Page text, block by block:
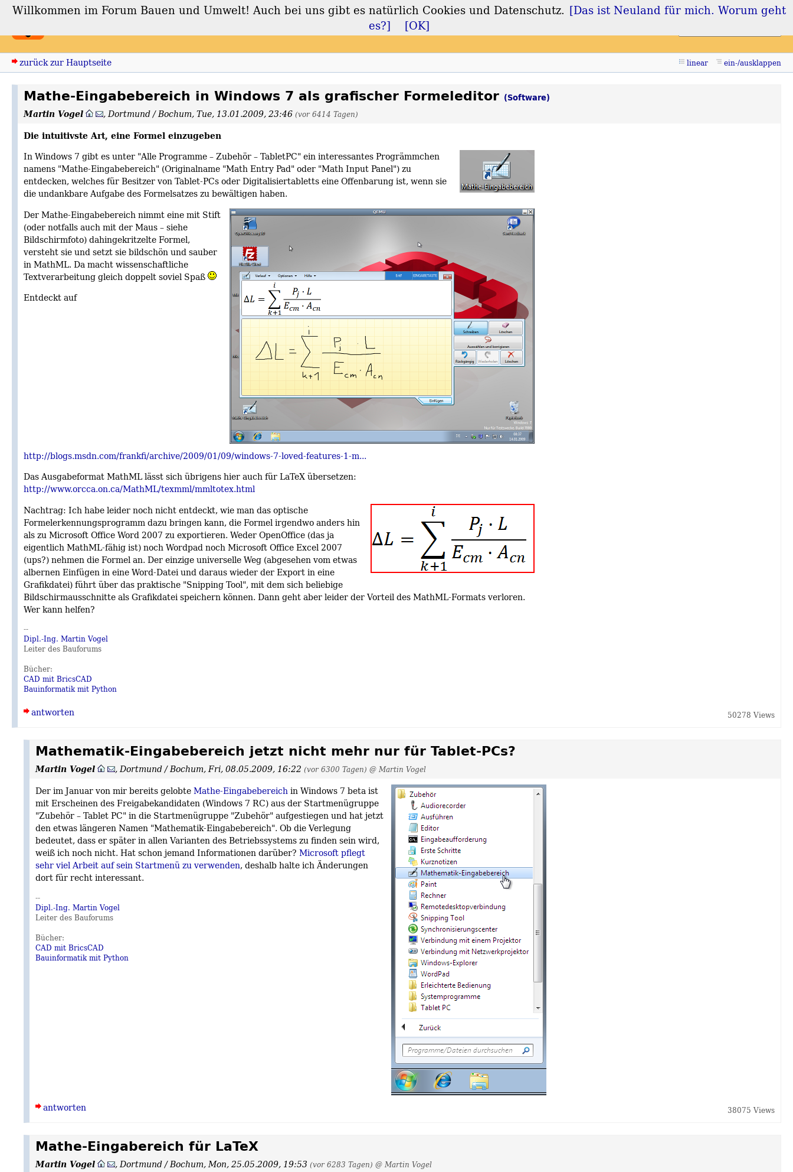
Forum Bauen und Umwelt Login Registrieren
zurück zur Hauptseite linear ein-/ausklappen
Mathe-Eingabebereich in Windows 7 als grafischer Formeleditor (Software)
Martin Vogel ,Dortmund / Bochum,Tue, 13.01.2009, 23:46 (vor 6414 Tagen)
Die intuitivste Art, eine Formel einzugeben
In Windows 7 gibt es unter "Alle Programme – Zubehör – TabletPC" ein interessantes Progrämmchen
namens "Mathe-Eingabebereich" (Originalname "Math Entry Pad" oder "Math Input Panel") zu
entdecken, welches für Besitzer von Tablet-PCs oder Digitalisiertabletts eine Offenbarung ist, wenn sie
die undankbare Aufgabe des Formelsatzes zu bewältigen haben.
Der Mathe-Eingabebereich nimmt eine mit Stift
(oder notfalls auch mit der Maus – siehe
Bildschirmfoto) dahingekritzelte Formel,
versteht sie und setzt sie bildschön und sauber
in MathML. Da macht wissenschaftliche
Textverarbeitung gleich doppelt soviel Spaß
Entdeckt auf
http://blogs.msdn.com/frankfi/archive/2009/01/09/windows-7-loved-features-1-m...
Das Ausgabeformat MathML lässt sich übrigens hier auch für LaTeX übersetzen:
http://www.orcca.on.ca/MathML/texmml/mmltotex.html
Nachtrag: Ich habe leider noch nicht entdeckt, wie man das optische
Formelerkennungsprogramm dazu bringen kann, die Formel irgendwo anders hin
als zu Microsoft Office Word 2007 zu exportieren. Weder OpenOffice (das ja
eigentlich MathML-fähig ist) noch Wordpad noch Microsoft Office Excel 2007
(ups?) nehmen die Formel an. Der einzige universelle Weg (abgesehen vom etwas
albernen Einfügen in eine Word-Datei und daraus wieder der Export in eine
Grafikdatei) führt über das praktische "Snipping Tool", mit dem sich beliebige
Bildschirmausschnitte als Grafikdatei speichern können. Dann geht aber leider der Vorteil des MathML-Formats verloren.
Wer kann helfen?
--
Dipl.-Ing. Martin Vogel
Leiter des Bauforums
Bücher:
CAD mit BricsCAD
Bauinformatik mit Python
antworten 50278 Views
Mathematik-Eingabebereich jetzt nicht mehr nur für Tablet-PCs?
Martin Vogel ,Dortmund / Bochum,Fri, 08.05.2009, 16:22 (vor 6300 Tagen) @ Martin Vogel
Der im Januar von mir bereits gelobteMathe-Eingabebereichin Windows 7 beta ist
mit Erscheinen des Freigabekandidaten (Windows 7 RC) aus der Startmenügruppe
"Zubehör – Tablet PC" in die Startmenügruppe "Zubehör" aufgestiegen und hat jetzt
den etwas längeren Namen "Mathematik-Eingabebereich". Ob die Verlegung
bedeutet, dass er später in allen Varianten des Betriebssystems zu finden sein wird,
weiß ich noch nicht. Hat schon jemand Informationen darüber? Microsoft pflegt
sehr viel Arbeit auf sein Startmenü zu verwenden, deshalb halte ich Änderungen
dort für recht interessant.
--
Dipl.-Ing. Martin Vogel
Leiter des Bauforums
Bücher:
CAD mit BricsCAD
Bauinformatik mit Python
antworten 38075 Views
Mathe-Eingabereich für LaTeX
Martin Vogel ,Dortmund / Bochum,Mon, 25.05.2009, 19:53 (vor 6283 Tagen) @ Martin Vogel
Willkommen im Forum Bauen und Umwelt! Auch bei uns gibt es natürlich Cookies und Datenschutz. [Das ist Neuland für mich. Worum geht
es?]
[OK]